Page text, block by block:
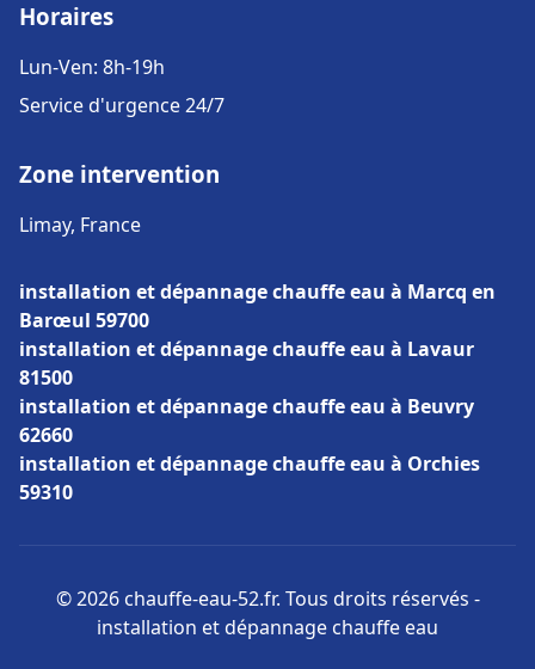
Horaires
Lun-Ven: 8h-19h
Service d'urgence 24/7
Zone intervention
Limay, France
installation et dépannage chauffe eau à Marcq en
Barœul 59700
installation et dépannage chauffe eau à Lavaur
81500
installation et dépannage chauffe eau à Beuvry
62660
installation et dépannage chauffe eau à Orchies
59310
© 2026 chauffe-eau-52.fr. Tous droits réservés -
installation et dépannage chauffe eau